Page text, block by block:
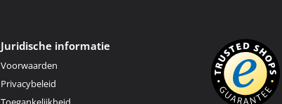
Juridische informatie
Voorwaarden
Privacybeleid